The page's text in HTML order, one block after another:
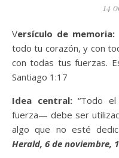
14
Versículo de memoria:
todo tu corazón, y con
con todas tus fuerzas.
Santiago 1:17
Idea central:“Todo el
fuerza— debe ser
algo que no esté
Herald, 6 de noviembre,